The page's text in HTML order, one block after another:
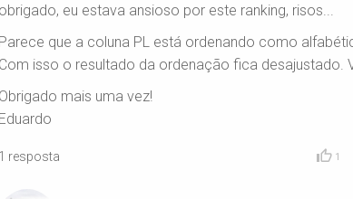
obrigado, eu estava ansioso por este ranking, risos...
Parece que a coluna PL está ordenando como
Com isso o resultado da ordenação fica desajustado.
Obrigado mais uma vez!
Eduardo
1
1 resposta